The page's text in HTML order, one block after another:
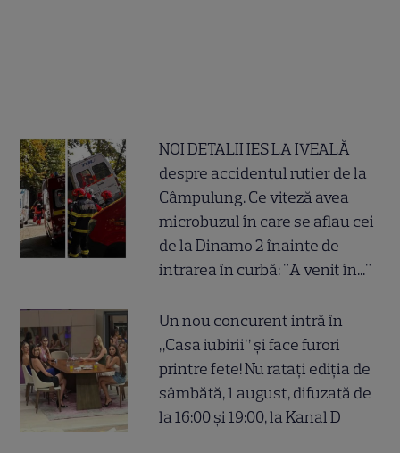
NOI DETALII IES LA IVEALĂ
despre accidentul rutier de la
Câmpulung. Ce viteză avea
microbuzul în care se aflau cei
de la Dinamo 2 înainte de
intrarea în curbă: "A venit în..."
Un nou concurent intră în
„Casa iubirii” și face furori
printre fete! Nu ratați ediția de
sâmbătă, 1 august, difuzată de
la 16:00 și 19:00, la Kanal D